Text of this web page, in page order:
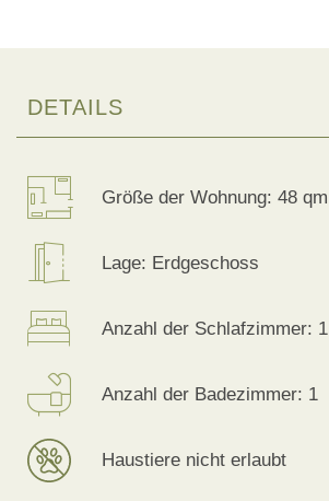
DETAILS
Größe der Wohnung: 48 qm
Lage: Erdgeschoss
Anzahl der Schlafzimmer: 1
Anzahl der Badezimmer: 1
Haustiere nicht erlaubt